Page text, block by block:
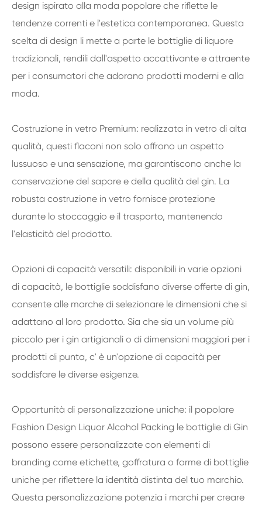
design ispirato alla moda popolare che riflette le
tendenze correnti e l'estetica contemporanea. Questa
scelta di design li mette a parte le bottiglie di liquore
tradizionali, rendili dall'aspetto accattivante e attraente
per i consumatori che adorano prodotti moderni e alla
moda.
Costruzione in vetro Premium: realizzata in vetro di alta
qualità, questi flaconi non solo offrono un aspetto
lussuoso e una sensazione, ma garantiscono anche la
conservazione del sapore e della qualità del gin. La
robusta costruzione in vetro fornisce protezione
durante lo stoccaggio e il trasporto, mantenendo
l'elasticità del prodotto.
Opzioni di capacità versatili: disponibili in varie opzioni
di capacità, le bottiglie soddisfano diverse offerte di gin,
consente alle marche di selezionare le dimensioni che si
adattano al loro prodotto. Sia che sia un volume più
piccolo per i gin artigianali o di dimensioni maggiori per i
prodotti di punta, c' è un'opzione di capacità per
soddisfare le diverse esigenze.
Opportunità di personalizzazione uniche: il popolare
Fashion Design Liquor Alcohol Packing le bottiglie di Gin
possono essere personalizzate con elementi di
branding come etichette, goffratura o forme di bottiglie
uniche per riflettere la identità distinta del tuo marchio.
Questa personalizzazione potenzia i marchi per creare